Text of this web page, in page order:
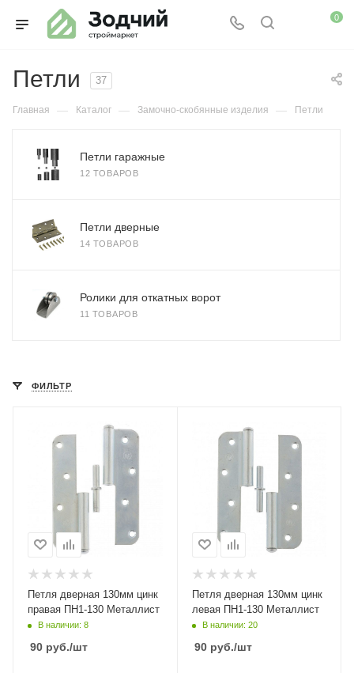
0
Петли 37
Главная — Каталог — Замочно-скобянные изделия — Петли
Петли гаражные
12 ТОВАРОВ
Петли дверные
14 ТОВАРОВ
Ролики для откатных ворот
11 ТОВАРОВ
ФИЛЬТР
Петля дверная 130мм цинк
правая ПН1-130 Металлист
В наличии: 8
90 руб./шт
Петля дверная 130мм цинк
левая ПН1-130 Металлист
В наличии: 20
90руб./шт